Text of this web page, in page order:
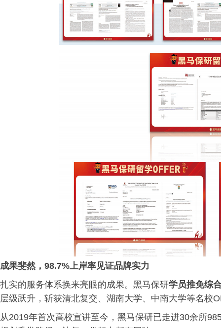
成果斐然，98.7%上岸率见证品牌实力
扎实的服务体系换来亮眼的成果。黑马保研学员推免综
层级跃升，斩获清北复交、湖南大学、中南大学等名校
从2019年首次高校宣讲至今，黑马保研已走进30余所